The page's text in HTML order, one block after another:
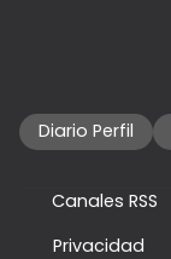
Diario Perfil
Canales RSS
Privacidad